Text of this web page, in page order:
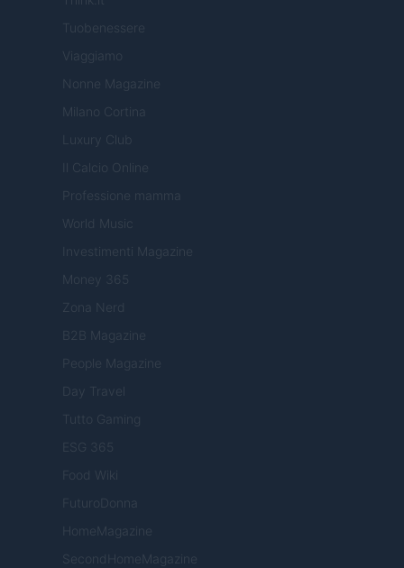
Tuobenessere
Viaggiamo
Nonne Magazine
Milano Cortina
Luxury Club
Il Calcio Online
Professione mamma
World Music
Investimenti Magazine
Money 365
Zona Nerd
B2B Magazine
People Magazine
Day Travel
Tutto Gaming
ESG 365
Food Wiki
FuturoDonna
HomeMagazine
SecondHomeMagazine